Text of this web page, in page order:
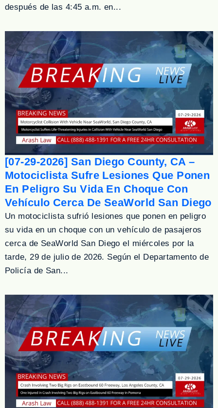
después de las 4:45 a.m. en...
[07-29-2026] San Diego County, CA –
Motociclista Sufre Lesiones Que Ponen
En Peligro Su Vida En Choque Con
Vehículo Cerca De SeaWorld San Diego
Un motociclista sufrió lesiones que ponen en peligro
su vida en un choque con un vehículo de pasajeros
cerca de SeaWorld San Diego el miércoles por la
tarde, 29 de julio de 2026. Según el Departamento de
Policía de San...